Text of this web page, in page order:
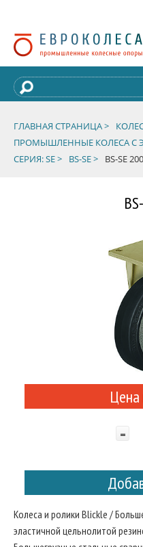
ГЛАВНАЯ СТРАНИЦА >
ПРОМЫШЛЕННЫЕ КОЛЕСА С
СЕРИЯ: SE >
BS-SE > BS-SE
Цена
-
Колеса и ролики Blickle /
эластичной цельнолитой